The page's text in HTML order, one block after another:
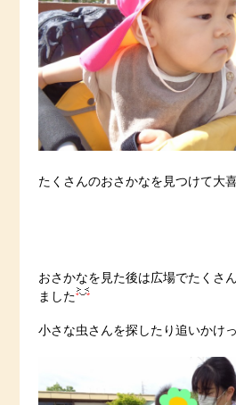
たくさんのおさかなを見つけて大
おさかなを見た後は広場でたくさ
ました
小さな虫さんを探したり追いかけ